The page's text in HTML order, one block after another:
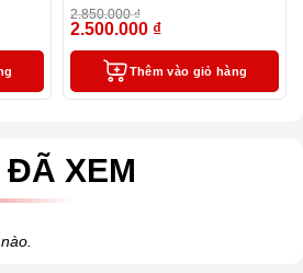
2 ngòi và bao da
2.850.000₫
2.500.000 ₫
Thêm vào giỏ hàng
ĐÃ XEM